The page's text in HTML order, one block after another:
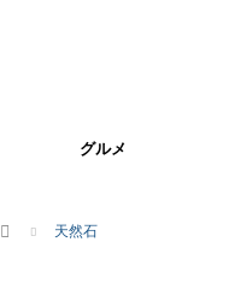
グルメ
ホーム 天然石